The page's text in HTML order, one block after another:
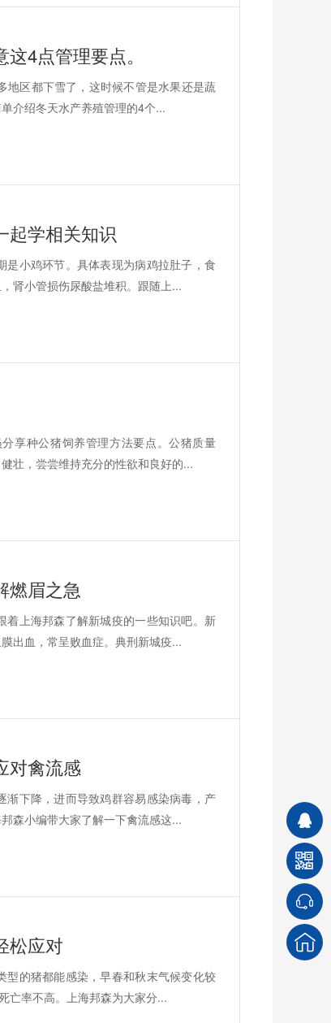
4点管理要点。
地区都下雪了，这时候不管是水果还是蔬
介绍冬天水产养殖管理的4个...
起学相关知识
小鸡环节。具体表现为病鸡拉肚子，食
肾小管损伤尿酸盐堆积。跟随上...
享种公猪饲养管理方法要点。公猪质量
壮，尝尝维持充分的性欲和良好的...
燃眉之急
上海邦森了解新城疫的一些知识吧。新
出血，常呈败血症。典刑新城疫...
对禽流感
下降，进而导致鸡群容易感染病毒，产
森小编带大家了解一下禽流感这...
松应对
的猪都能感染，早春和秋末气候变化较
亡率不高。上海邦森为大家分...